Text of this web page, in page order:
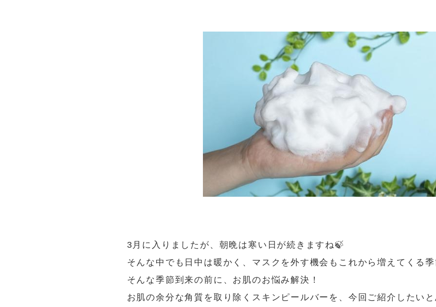
3月に入りましたが、朝晩は寒い日が続きますね🍃
そんな中でも日中は暖かく、マスクを外す機会もこれから増えてくる季
そんな季節到来の前に、お肌のお悩み解決！
お肌の余分な角質を取り除くスキンピールバーを、今回ご紹介したいと